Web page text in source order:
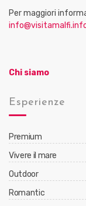
Per maggiori
Chi siamo
Esperienze
Premium
Vivere il mare
Outdoor
Romantic